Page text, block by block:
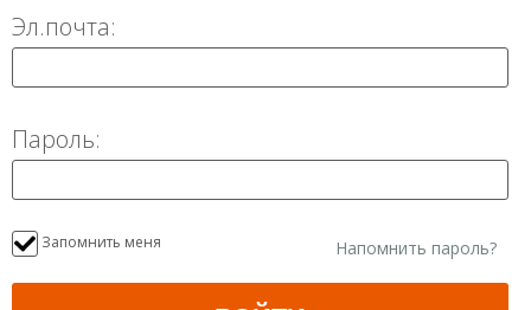
Эл.почта:
Пароль:
Запомнить меня Напомнить пароль?